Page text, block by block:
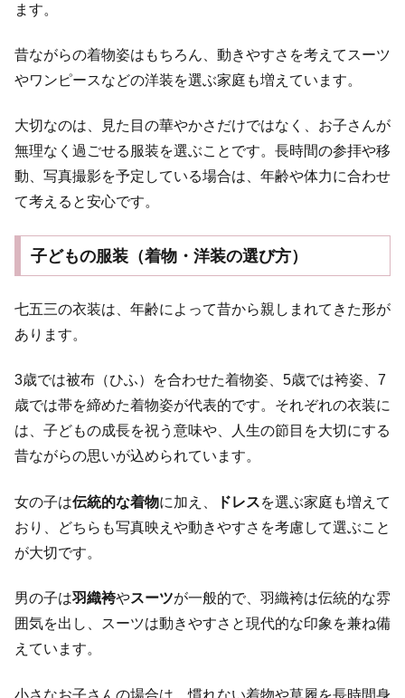
ます。
昔ながらの着物姿はもちろん、動きやすさを考えてスーツ
やワンピースなどの洋装を選ぶ家庭も増えています。
大切なのは、見た目の華やかさだけではなく、お子さんが
無理なく過ごせる服装を選ぶことです。長時間の参拝や移
動、写真撮影を予定している場合は、年齢や体力に合わせ
て考えると安心です。
子どもの服装（着物・洋装の選び方）
七五三の衣装は、年齢によって昔から親しまれてきた形が
あります。
3歳では被布（ひふ）を合わせた着物姿、5歳では袴姿、7
歳では帯を締めた着物姿が代表的です。それぞれの衣装に
は、子どもの成長を祝う意味や、人生の節目を大切にする
昔ながらの思いが込められています。
女の子は伝統的な着物に加え、 ドレスを選ぶ家庭も増えて
おり、どちらも写真映えや動きやすさを考慮して選ぶこと
が大切です。
男の子は羽織袴やスーツが一般的で、羽織袴は伝統的な雰
囲気を出し、スーツは動きやすさと現代的な印象を兼ね備
えています。
小さなお子さんの場合は、慣れない着物や草履を長時間身